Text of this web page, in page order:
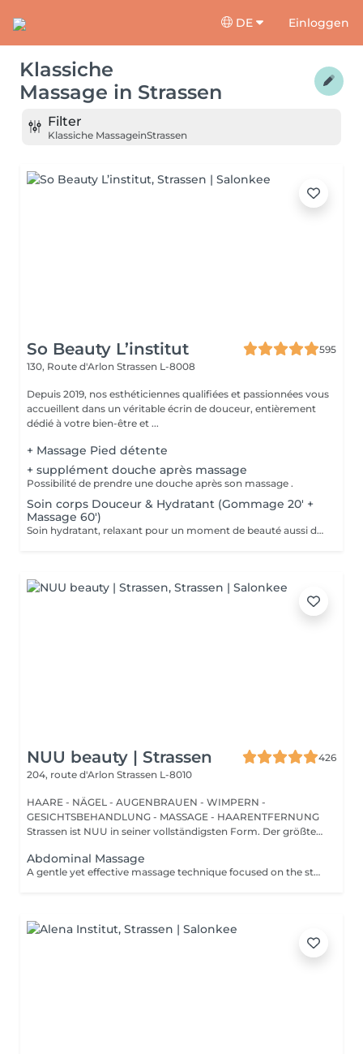
DE Einloggen
Klassiche
Massage in Strassen
Filter
Klassiche MassageinStrassen
So Beauty L’institut
595
130, Route d'Arlon Strassen L-8008
Depuis 2019, nos esthéticiennes qualifiées et passionnées vous
accueillent dans un véritable écrin de douceur, entièrement
dédié à votre bien-être et ...
+ Massage Pied détente
+ supplément douche après massage
Possibilité de prendre une douche après son massage .
Soin corps Douceur & Hydratant (Gommage 20' +
Massage 60')
Soin hydratant, relaxant pour un moment de beauté aussi doux qu'un alizé. Délicieuse parenthèse de bien-être, ce soin est un appel à l'évasion. Gommage du corps , suivi d'un massage relaxant.
NUU beauty | Strassen
426
204, route d'Arlon Strassen L-8010
HAARE - NÄGEL - AUGENBRAUEN - WIMPERN -
GESICHTSBEHANDLUNG - MASSAGE - HAARENTFERNUNG
Strassen ist NUU in seiner vollständigsten Form. Der größte
Abdominal Massage
A gentle yet effective massage technique focused on the stomach area, designed to stimulate digestion, relieve bloating, and support lymphatic drainage. Using slow, circular movements, it helps release tension in the abdominal muscles, ease discomfort, and promote overall relaxation and wellbeing.